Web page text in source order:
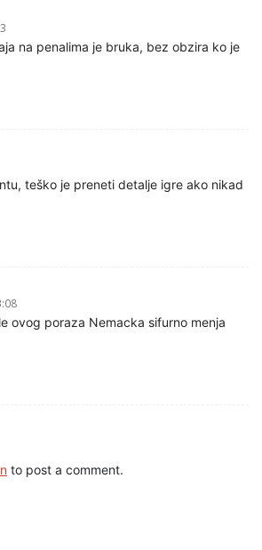
na penalima je bruka, bez obzira ko je
teško je preneti detalje igre ako nikad
ovog poraza Nemacka sifurno menja
to post a comment.